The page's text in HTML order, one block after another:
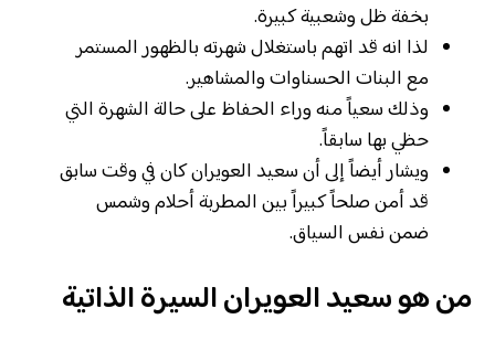
بخفة ظل وشعبية كبيرة.
لذا انه قد اتهم باستغلال شهرته بالظهور المستمر
مع البنات الحسناوات والمشاهير.
وذلك سعياً منه وراء الحفاظ على حالة الشهرة التي
حظي بها سابقاً.
ويشار أيضاً إلى أن سعيد العويران كان في وقت سابق
قد أمن صلحاً كبيراً بين المطربة أحلام وشمس
ضمن نفس السياق.
من هو سعيد العويران السيرة الذاتية